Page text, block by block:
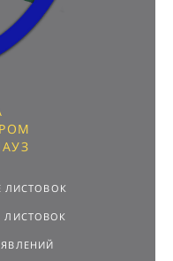
ЛИСТОВОК
ЛИСТОВОК